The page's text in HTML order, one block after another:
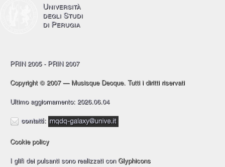
Università
degli Studi
di Perugia
PRIN 2005 - PRIN 2007
Copyright © 2007 — Musisque Deoque. Tutti i diritti riservati
Ultimo aggiornamento: 2026.06.04
contatti:
Cookie policy
I glifi dei pulsanti sono realizzati conGlyphicons